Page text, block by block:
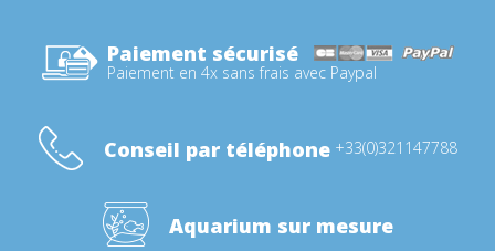
Paiement sécurisé
Paiement en 4x sans frais avec Paypal
Conseil par téléphone +33(0)321147788
Aquarium sur mesure